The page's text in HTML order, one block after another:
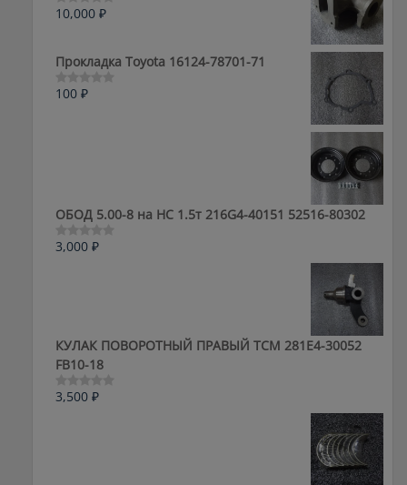
Оценка
5
10,000 ₽
Прокладка Toyota 16124-78701-71
Оценка
100 ₽
ОБОД 5.00-8 на HC 1.5т 216G4-40151 52516-80302
Оценка
3,000 ₽
КУЛАК ПОВОРОТНЫЙ ПРАВЫЙ ТСМ 281E4-30052
FB10-18
Оценка
3,500 ₽